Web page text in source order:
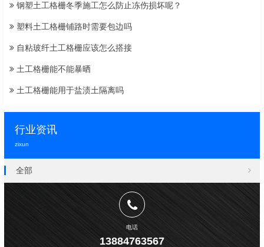
钢塑土工格栅冬季施工怎么防止冻伤损坏呢？
塑料土工格栅铺路时需要包边吗
自粘玻纤土工格栅应该怎么搭接
土工格栅能不能暴晒
土工格栅能用于盐渍土隔离吗
行业资讯
zixun
全部
电话
13884763567